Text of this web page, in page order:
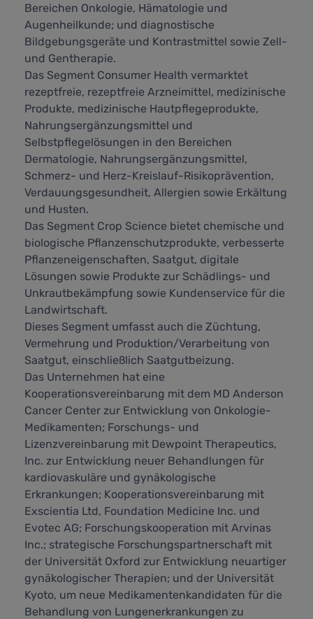
Bereichen Onkologie, Hämatologie und
Augenheilkunde; und diagnostische
Bildgebungsgeräte und Kontrastmittel sowie Zell-
und Gentherapie.
Das Segment Consumer Health vermarktet
rezeptfreie, rezeptfreie Arzneimittel, medizinische
Produkte, medizinische Hautpflegeprodukte,
Nahrungsergänzungsmittel und
Selbstpflegelösungen in den Bereichen
Dermatologie, Nahrungsergänzungsmittel,
Schmerz- und Herz-Kreislauf-Risikoprävention,
Verdauungsgesundheit, Allergien sowie Erkältung
und Husten.
Das Segment Crop Science bietet chemische und
biologische Pflanzenschutzprodukte, verbesserte
Pflanzeneigenschaften, Saatgut, digitale
Lösungen sowie Produkte zur Schädlings- und
Unkrautbekämpfung sowie Kundenservice für die
Landwirtschaft.
Dieses Segment umfasst auch die Züchtung,
Vermehrung und Produktion/Verarbeitung von
Saatgut, einschließlich Saatgutbeizung.
Das Unternehmen hat eine
Kooperationsvereinbarung mit dem MD Anderson
Cancer Center zur Entwicklung von Onkologie-
Medikamenten; Forschungs- und
Lizenzvereinbarung mit Dewpoint Therapeutics,
Inc. zur Entwicklung neuer Behandlungen für
kardiovaskuläre und gynäkologische
Erkrankungen; Kooperationsvereinbarung mit
Exscientia Ltd, Foundation Medicine Inc. und
Evotec AG; Forschungskooperation mit Arvinas
Inc.; strategische Forschungspartnerschaft mit
der Universität Oxford zur Entwicklung neuartiger
gynäkologischer Therapien; und der Universität
Kyoto, um neue Medikamentenkandidaten für die
Behandlung von Lungenerkrankungen zu